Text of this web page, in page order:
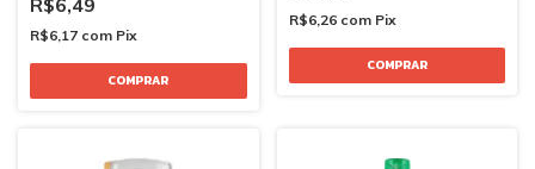
R$6,17 com Pix
R$6,26 com Pix